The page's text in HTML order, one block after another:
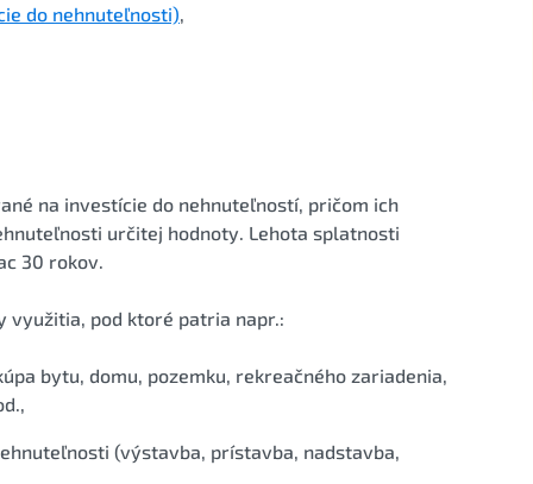
do nehnuteľnosti),
na investície do nehnuteľností, pričom ich
určitej hodnoty. Lehota splatnosti
30 rokov.
využitia, pod ktoré patria napr.:
bytu, domu, pozemku, rekreačného zariadenia,
(výstavba, prístavba, nadstavba,